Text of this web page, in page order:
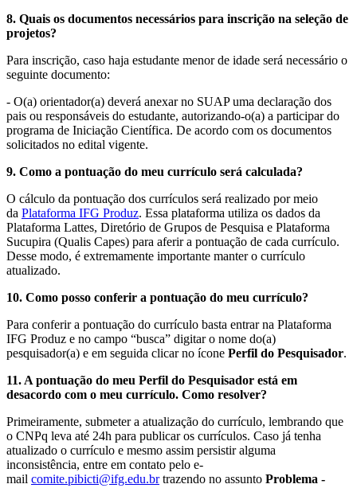
8. Quais os documentos necessários para inscrição na seleção de
projetos?
Para inscrição, caso haja estudante menor de idade será necessário o
seguinte documento:
- O(a) orientador(a) deverá anexar no SUAP uma declaração dos
pais ou responsáveis do estudante, autorizando-o(a) a participar do
programa de Iniciação Científica. De acordo com os documentos
solicitados no edital vigente.
9. Como a pontuação do meu currículo será calculada?
O cálculo da pontuação dos currículos será realizado por meio
da Plataforma IFG Produz. Essa plataforma utiliza os dados da
Plataforma Lattes, Diretório de Grupos de Pesquisa e Plataforma
Sucupira (Qualis Capes) para aferir a pontuação de cada currículo.
Desse modo, é extremamente importante manter o currículo
atualizado.
10. Como posso conferir a pontuação do meu currículo?
Para conferir a pontuação do currículo basta entrar na Plataforma
IFG Produz e no campo “busca” digitar o nome do(a)
pesquisador(a) e em seguida clicar no ícone Perfil do Pesquisador.
11. A pontuação do meu Perfil do Pesquisador está em
desacordo com o meu currículo. Como resolver?
Primeiramente, submeter a atualização do currículo, lembrando que
o CNPq leva até 24h para publicar os currículos. Caso já tenha
atualizado o currículo e mesmo assim persistir alguma
inconsistência, entre em contato pelo e-
mail comite.pibicti@ifg.edu.brtrazendo no assunto Problema -